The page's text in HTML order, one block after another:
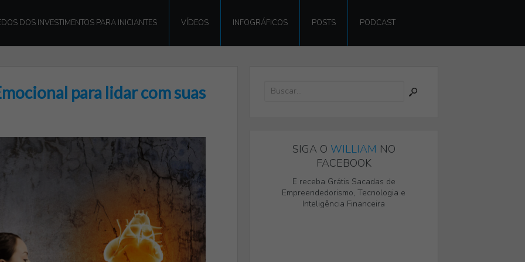
DOS INVESTIMENTOS PARA INICIANTES VÍDEOS INFOGRÁFICOS POSTS PODCAST
para lidar com suas
SIGA O WILLIAM NO
FACEBOOK
E receba Grátis Sacadas de
Empreendedorismo, Tecnologia e
Inteligência Financeira